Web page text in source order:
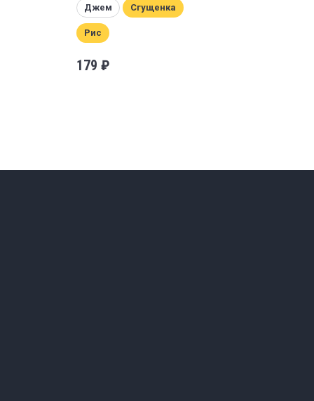
Джем Сгущенка
Рис
179 ₽